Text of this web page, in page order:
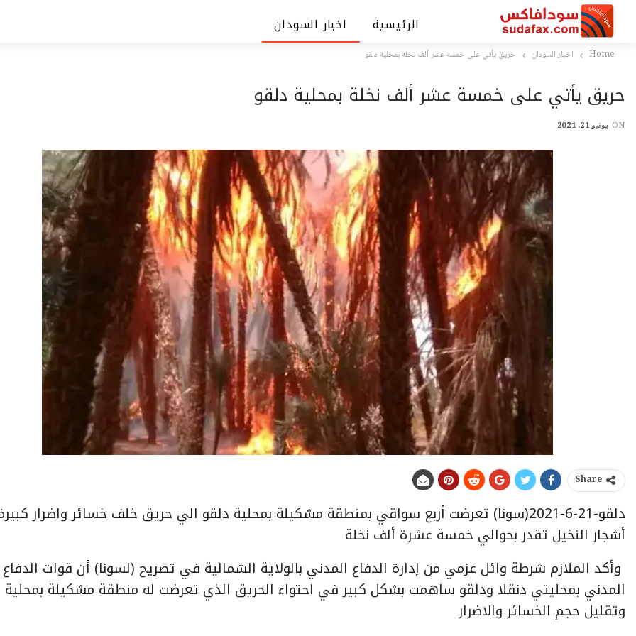
الرئيسية اخبار السودان
Home اخبار السودان حريق يأتي على خمسة عشر ألف نخلة بمحلية دلقو
حريق يأتي على خمسة عشر ألف نخلة بمحلية دلقو
ON يونيو 21, 2021
Share
دلقو-21-6-2021(سونا) تعرضت أربع سواقي بمنطقة مشكيلة بمحلية دلقو الي حريق خلف خسائر واضرار
أشجار النخيل تقدر بحوالي خمسة عشرة ألف نخلة
وأكد الملازم شرطة وائل عزمي من إدارة الدفاع المدني بالولاية الشمالية في تصريح (لسونا) أن قوات الدفاع
المدني بمحليتي دنقلا ودلقو ساهمت بشكل كبير في احتواء الحريق الذي تعرضت له منطقة مشكيلة بمحلية
وتقليل حجم الخسائر والاضرار